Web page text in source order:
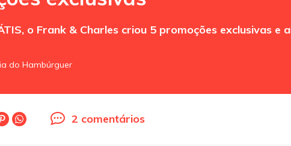
o Frank & Charles criou 5 promoções exclusivas
do Hambúrguer
2 comentários